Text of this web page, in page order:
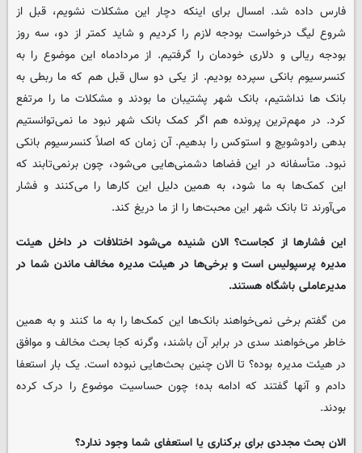
فارس داده شد. امسال برای اینکه دچار این مشکلات نشویم، قبل از
شروع لیگ درخواست بودجه لازم را کردیم و شاید کمتر از دو، سه روز
بودجه ریالی و دلاری خودمان را گرفتیم. از مردادماه این موضوع را به
کنسرسیوم بانکی سپرده بودیم. از یکی دو سال قبل هم که ما ربطی به
بانک ها نداشتیم، بانک شهر پشتیبان ما بودند و مشکلات ما را مرتفع
کرد. در مهم‌ترین پرونده هم اگر کمک بانک شهر نبود ما نمی‌توانستیم
بدهی رادوشویچ و استوکس را بدهیم. آن زمان که اصلاً کنسرسیوم بانکی
نبود. متأسفانه در این فضاها دشمنی‌هایی می‌شود، چون برنمی‌تابند که
این کمک‌ها به ما شود، به همین دلیل این کارها را می‌کنند و فشار
می‌آورند تا بانک شهر این محبت‌ها را از ما دریغ کند.
این فشارها از کجاست؟ الان شنیده می‌شود اختلافات در داخل هیئت
مدیره پرسپولیس است و برخی‌ها در هیئت مدیره مخالف ماندن شما در
مدیرعاملی باشگاه هستند.
من گفتم برخی‌ نمی‌خواهند بانک‌ها این کمک‌ها را به ما کنند و به همین
خاطر می‌خواهند سدی در برابر آن باشند، وگرنه کجا بحث مخالف و موافق
در هیئت مدیره بوده؟ تا الان چنین بحث‌هایی نبوده است. یک بار استعفا
دادم و آنها گفتند که ادامه بده؛ چون حساسیت موضوع را درک کرده
بودند.
الان بحث مجددی برای برکناری یا استعفای شما وجود ندارد؟